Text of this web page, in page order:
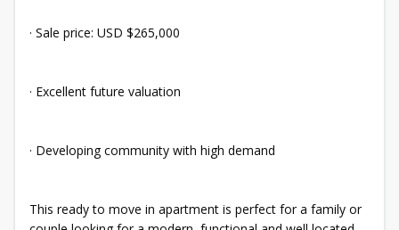
· Sale price: USD $265,000
· Excellent future valuation
· Developing community with high demand
This ready to move in apartment is perfect for a family or